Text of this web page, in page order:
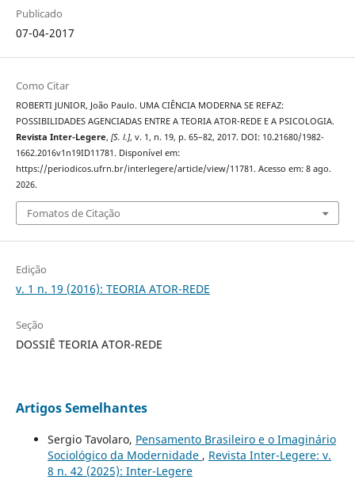
Publicado
07-04-2017
Como Citar
ROBERTI JUNIOR, João Paulo. UMA CIÊNCIA MODERNA SE REFAZ:
POSSIBILIDADES AGENCIADAS ENTRE A TEORIA ATOR-REDE E A PSICOLOGIA.
Revista Inter-Legere, [S. l.], v. 1, n. 19, p. 65–82, 2017. DOI: 10.21680/1982-
1662.2016v1n19ID11781. Disponível em:
https://periodicos.ufrn.br/interlegere/article/view/11781. Acesso em: 8 ago.
2026.
Fomatos de Citação
Edição
v. 1 n. 19 (2016): TEORIA ATOR-REDE
Seção
DOSSIÊ TEORIA ATOR-REDE
Artigos Semelhantes
Sergio Tavolaro, Pensamento Brasileiro e o Imaginário
Sociológico da Modernidade , Revista Inter-Legere: v.
8 n. 42 (2025): Inter-Legere